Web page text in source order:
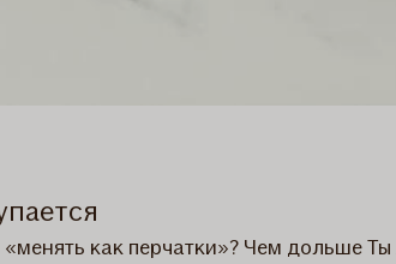
как перчатки»? Чем дольше